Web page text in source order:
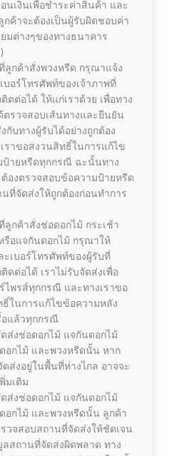
อนเงินเพื่อชำระค่าสินค้า และ
กค้าจะต้องเป็นผู้รับผิดชอบค่า
มต่างๆของทางธนาคาร
ลูกค้าสั่งพวงหรีด กรุณาแจ้ง
บอร์โทรศัพท์ของเจ้าภาพที่
ดต่อได้ ให้แก่เราด้วย เพื่อทาง
ตรวจสอบเส้นทางและยืนยัน
กับทางผู้รับได้อย่างถูกต้อง
ราขอสงวนสิทธิ์ในการแก้ไข
ป้ายหรีดทุกกรณี ฉะนั้นทาง
ต้องตรวจสอบข้อความป้ายหรีด
ที่จัดส่งให้ถูกต้องก่อนทำการ
ลูกค้าสั่งช่อดอกไม้ กระเช้า
รือแจกันดอกไม้ กรุณาให้
เบอร์โทรศัพท์ของผู้รับที่
ดต่อได้ เราไม่รับจัดส่งเพื่อ
ไพรส์ทุกกรณี และทางเราขอ
ธิ์ในการแก้ไขข้อความหลัง
อแล้วทุกกรณี
ดส่งช่อดอกไม้ แจกันดอกไม้
อกไม้ และพวงหรีดนั้น หาก
ส่งอยู่ในพื้นที่ห่างไกล อาจจะ
มเติม
ดส่งช่อดอกไม้ แจกันดอกไม้
อกไม้ และพวงหรีดนั้น ลูกค้า
วจสอบสถานที่จัดส่งให้ชัดเจน
ลสถานที่จัดส่งผิดพลาด ทาง